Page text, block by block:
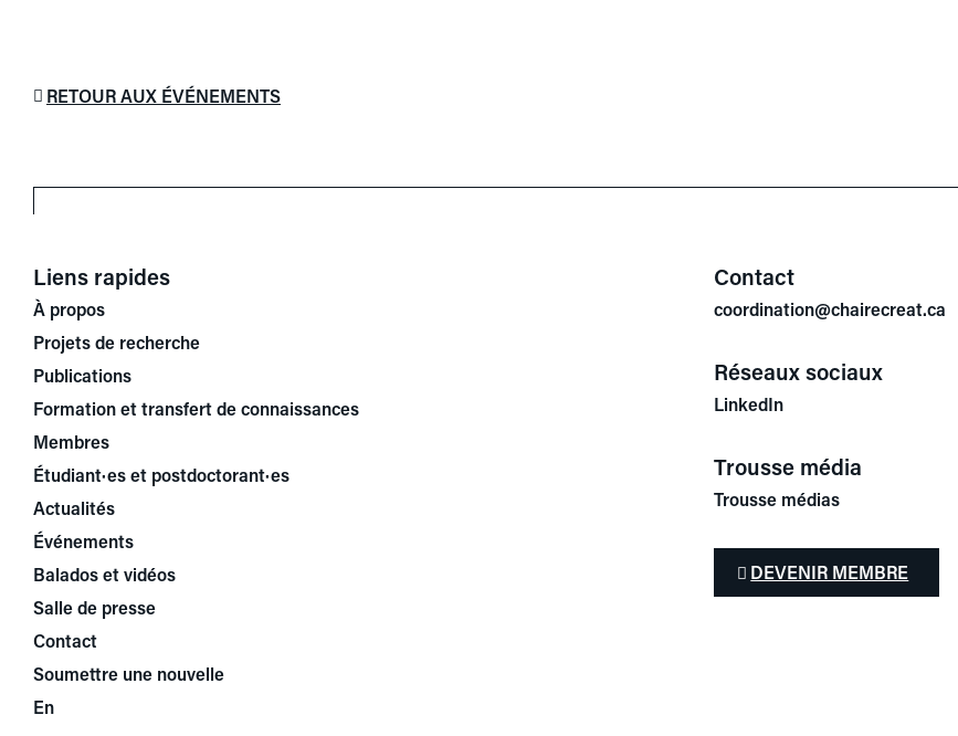
RETOUR AUX ÉVÉNEMENTS
Liens rapides
À propos
Projets de recherche
Publications
Formation et transfert de connaissances
Membres
Étudiant·es et postdoctorant·es
Actualités
Événements
Balados et vidéos
Salle de presse
Contact
Soumettre une nouvelle
En
Contact
coordination@chairecreat.ca
Réseaux sociaux
LinkedIn
Trousse média
Trousse médias
DEVENIR MEMBRE